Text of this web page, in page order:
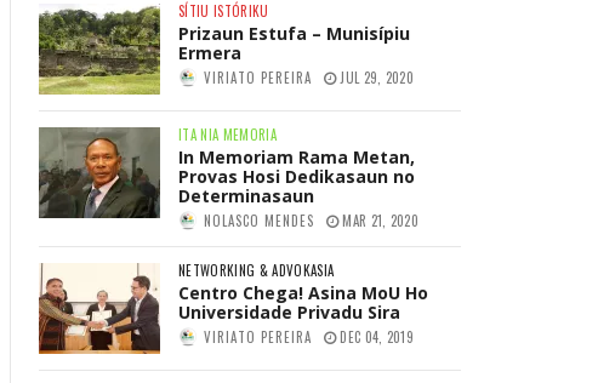
SÍTIU ISTÓRIKU
Prizaun Estufa – Munisípiu
Ermera
VIRIATO PEREIRA JUL 29, 2020
ITA NIA MEMORIA
In Memoriam Rama Metan,
Provas Hosi Dedikasaun no
Determinasaun
NOLASCO MENDES MAR 21, 2020
NETWORKING & ADVOKASIA
Centro Chega! Asina MoU Ho
Universidade Privadu Sira
VIRIATO PEREIRA DEC 04, 2019